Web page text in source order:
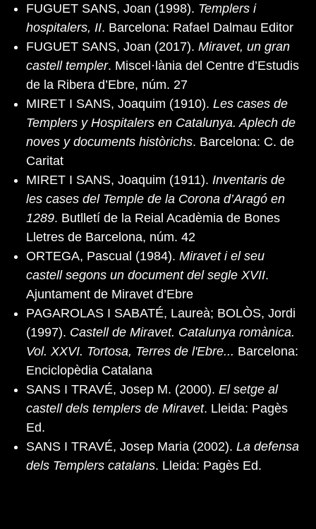
FUGUET SANS, Joan (1998). Templers i
hospitalers, II. Barcelona: Rafael Dalmau Editor
FUGUET SANS, Joan (2017). Miravet, un gran
castell templer. Miscel·lània del Centre d’Estudis
de la Ribera d’Ebre, núm. 27
MIRET I SANS, Joaquim (1910). Les cases de
Templers y Hospitalers en Catalunya. Aplech de
noves y documents històrichs. Barcelona: C. de
Caritat
MIRET I SANS, Joaquim (1911). Inventaris de
les cases del Temple de la Corona d’Aragó en
1289. Butlletí de la Reial Acadèmia de Bones
Lletres de Barcelona, núm. 42
ORTEGA, Pascual (1984). Miravet i el seu
castell segons un document del segle XVII.
Ajuntament de Miravet d’Ebre
PAGAROLAS I SABATÉ, Laureà; BOLÒS, Jordi
(1997). Castell de Miravet. Catalunya romànica.
Vol. XXVI. Tortosa, Terres de l'Ebre... Barcelona:
Enciclopèdia Catalana
SANS I TRAVÉ, Josep M. (2000). El setge al
castell dels templers de Miravet. Lleida: Pagès
Ed.
SANS I TRAVÉ, Josep Maria (2002). La defensa
dels Templers catalans. Lleida: Pagès Ed.